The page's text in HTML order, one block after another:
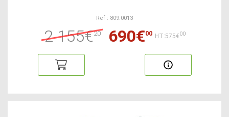
Ref : 809.0013
2 155€20 690€00 HT:575€00